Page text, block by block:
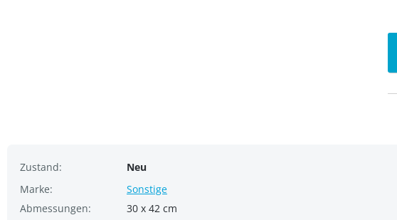
Zustand:
Neu
Marke:
Sonstige
Abmessungen:
30 x 42 cm